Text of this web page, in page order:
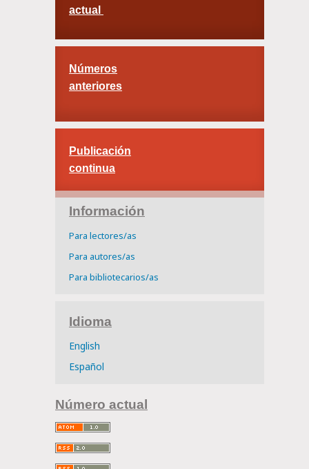
actual
Números
anteriores
Publicación
continua
Información
Para lectores/as
Para autores/as
Para bibliotecarios/as
Idioma
English
Español
Número actual